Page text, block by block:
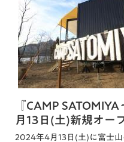
『CAMP
月13日(土)新規オー
2024年4月13日(土)に富士